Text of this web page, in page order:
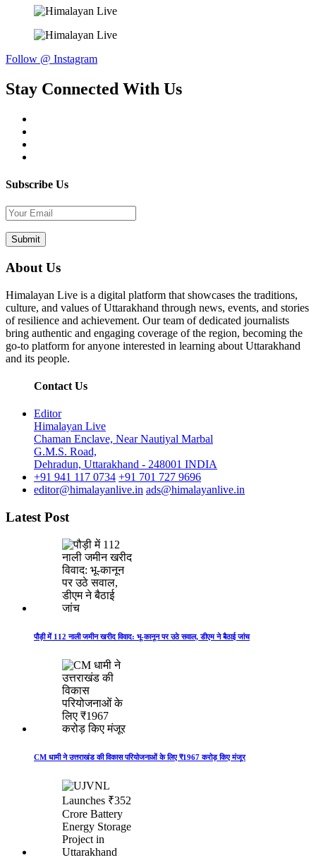
Follow @ Instagram
Stay Connected With Us
Subscribe Us
About Us
Himalayan Live is a digital platform that showcases the traditions,
culture, and values of Uttarakhand through news, events, and stories
of resilience and achievement. Our team of dedicated journalists
bring authentic and engaging coverage of the region, becoming the
go-to platform for anyone interested in learning about Uttarakhand
and its people.
Contact Us
Editor
Himalayan Live
Chaman Enclave, Near Nautiyal Marbal
G.M.S. Road,
Dehradun, Uttarakhand - 248001 INDIA
+91 941 117 0734 +91 701 727 9696
editor@himalayanlive.in ads@himalayanlive.in
Latest Post
पौड़ी में 112 नाली जमीन खरीद विवाद: भू-कानून पर उठे सवाल, डीएम ने बैठाई जांच
CM धामी ने उत्तराखंड की विकास परियोजनाओं के लिए ₹1967 करोड़ किए मंजूर